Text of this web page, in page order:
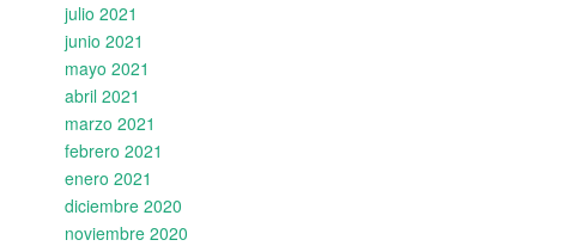
julio 2021
junio 2021
mayo 2021
abril 2021
marzo 2021
febrero 2021
enero 2021
diciembre 2020
noviembre 2020